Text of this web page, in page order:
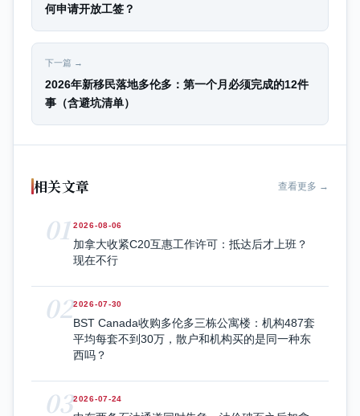
何申请开放工签？
下一篇 →
2026年新移民落地多伦多：第一个月必须完成的12件
事（含避坑清单）
相关文章 查看更多 →
01 2026-08-06
加拿大收紧C20互惠工作许可：抵达后才上班？
现在不行
022026-07-30
BST Canada收购多伦多三栋公寓楼：机构487套
平均每套不到30万，散户和机构买的是同一种东
西吗？
032026-07-24